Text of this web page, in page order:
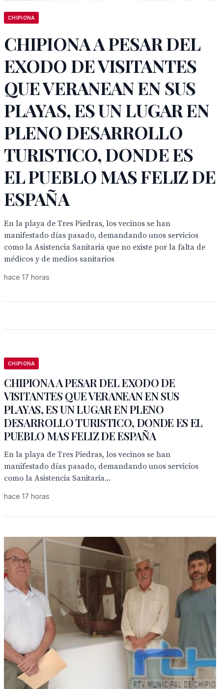
CHIPIONA
CHIPIONA A PESAR DEL
EXODO DE VISITANTES
QUE VERANEAN EN SUS
PLAYAS, ES UN LUGAR EN
PLENO DESARROLLO
TURISTICO, DONDE ES
EL PUEBLO MAS FELIZ DE
ESPAÑA
En la playa de Tres Piedras, los vecinos se han
manifestado días pasado, demandando unos servicios
como la Asistencia Sanitaria que no existe por la falta de
médicos y de medios sanitarios
hace 17 horas
CHIPIONA
CHIPIONA A PESAR DEL EXODO DE
VISITANTES QUE VERANEAN EN SUS
PLAYAS, ES UN LUGAR EN PLENO
DESARROLLO TURISTICO, DONDE ES EL
PUEBLO MAS FELIZ DE ESPAÑA
En la playa de Tres Piedras, los vecinos se han
manifestado días pasado, demandando unos servicios
como la Asistencia Sanitaria...
hace 17 horas